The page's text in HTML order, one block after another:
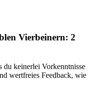
Vierbeinern: 2
du keinerlei Vorkenntnisse
wertfreies Feedback, wie